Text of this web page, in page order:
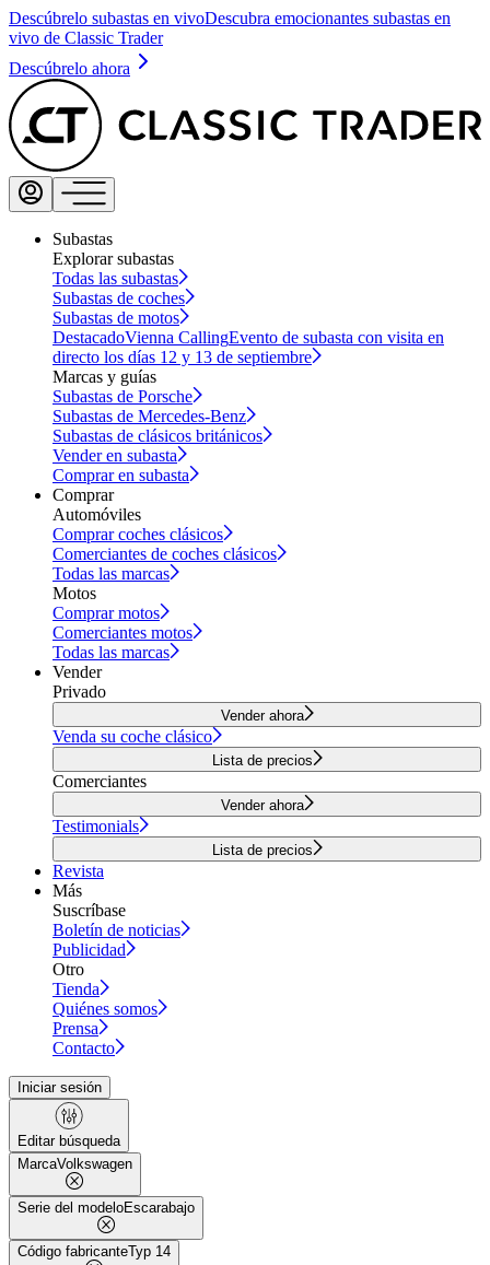
Descúbrelo subastas en vivoDescubra emocionantes subastas en
vivo de Classic Trader
Descúbrelo ahora
Subastas
Explorar subastas
Todas las subastas
Subastas de coches
Subastas de motos
DestacadoVienna CallingEvento de subasta con visita en
directo los días 12 y 13 de septiembre
Marcas y guías
Subastas de Porsche
Subastas de Mercedes-Benz
Subastas de clásicos británicos
Vender en subasta
Comprar en subasta
Comprar
Automóviles
Comprar coches clásicos
Comerciantes de coches clásicos
Todas las marcas
Motos
Comprar motos
Comerciantes motos
Todas las marcas
Vender
Privado
Vender ahora
Venda su coche clásico
Lista de precios
Comerciantes
Vender ahora
Testimonials
Lista de precios
Revista
Más
Suscríbase
Boletín de noticias
Publicidad
Otro
Tienda
Quiénes somos
Prensa
Contacto
Iniciar sesión
Editar búsqueda
MarcaVolkswagen
Serie del modeloEscarabajo
Código fabricanteTyp 14